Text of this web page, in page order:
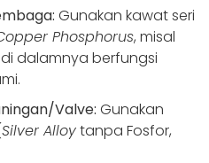
Gunakan kawat seri
Phosphorus, misal
di dalamnya berfungsi
Valve: Gunakan
Silver Alloytanpa Fosfor,